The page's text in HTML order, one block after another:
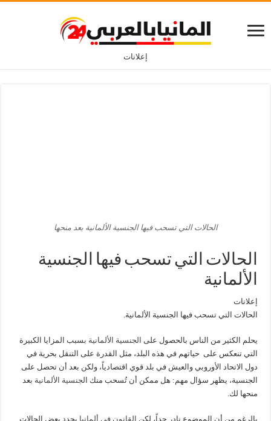
إعلانات
الحالات التي تسحب فيها الجنسية الألمانية بعد منحها
الحالات التي تسحب فيها الجنسية
الألمانية
إعلانات
الحالات التي تسحب فيها الجنسية الألمانية.
يحلم الكثير من الناس بالحصول على الجنسية الألمانية بسبب المزايا الكبيرة
التي تنعكس على حياتهم في هذه البلد، مثل القدرة على التنقل بحرية في
دول الاتحاد الأوروبي والعيش في بلد قوي اقتصادياً، ولكن بعد أن تحصل على
الجنسية، يظهر سؤال مهم: هل ممكن أن تُسحب منك ا لجنسية الألمانية بعد
منحها لك.
بالرغم من أن الموضوع نادر جداً، لكن القانون في ألمانيا يحدد بعض الحالات